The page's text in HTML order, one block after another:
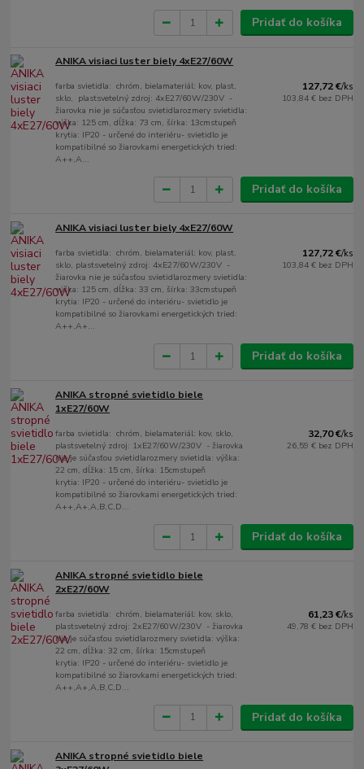
Pridať do košíka
ANIKA visiaci luster biely 4xE27/60W
farba svietidla: chróm, bielamateriál: kov, plast,
sklo, plastsvetelný zdroj: 4xE27/60W/230V -
žiarovka nie je súčasťou svietidlarozmery svietidla:
výška: 125 cm, dĺžka: 73 cm, šírka: 13cmstupeň
krytia: IP20 - určené do interiéru- svietidlo je
kompatibilné so žiarovkami energetických tried:
A++,A...
127,72 €/ks
103,84 € bez DPH
Pridať do košíka
ANIKA visiaci luster biely 4xE27/60W
farba svietidla: chróm, bielamateriál: kov, plast,
sklo, plastsvetelný zdroj: 4xE27/60W/230V -
žiarovka nie je súčasťou svietidlarozmery svietidla:
výška: 125 cm, dĺžka: 33 cm, šírka: 33cmstupeň
krytia: IP20 - určené do interiéru- svietidlo je
kompatibilné so žiarovkami energetických tried:
A++,A+...
127,72 €/ks
103,84 € bez DPH
Pridať do košíka
ANIKA stropné svietidlo biele
1xE27/60W
farba svietidla: chróm, bielamateriál: kov, sklo,
plastsvetelný zdroj: 1xE27/60W/230V - žiarovka
nie je súčasťou svietidlarozmery svietidla: výška:
22 cm, dĺžka: 15 cm, šírka: 15cmstupeň
krytia: IP20 - určené do interiéru- svietidlo je
kompatibilné so žiarovkami energetických tried:
A++,A+,A,B,C,D...
32,70 €/ks
26,59 € bez DPH
Pridať do košíka
ANIKA stropné svietidlo biele
2xE27/60W
farba svietidla: chróm, bielamateriál: kov, sklo,
plastsvetelný zdroj: 2xE27/60W/230V - žiarovka
nie je súčasťou svietidlarozmery svietidla: výška:
22 cm, dĺžka: 32 cm, šírka: 15cmstupeň
krytia: IP20 - určené do interiéru- svietidlo je
kompatibilné so žiarovkami energetických tried:
A++,A+,A,B,C,D...
61,23 €/ks
49,78 € bez DPH
Pridať do košíka
ANIKA stropné svietidlo biele